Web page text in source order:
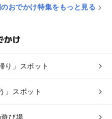
おでかけ特集をもっと見る
かけ
り」スポット
」スポット
び場